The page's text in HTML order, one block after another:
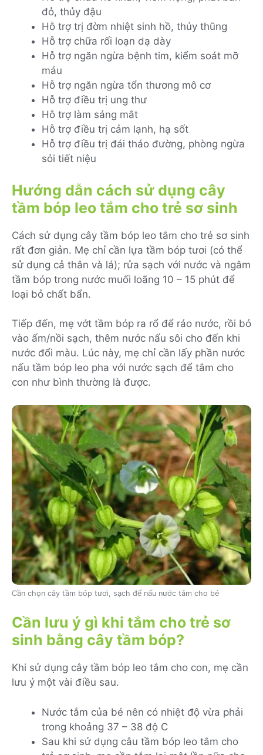
đỏ, thủy đậu
Hỗ trợ trị đờm nhiệt sinh hồ, thủy thũng
Hỗ trợ chữa rối loạn dạ dày
Hỗ trợ ngăn ngừa bệnh tim, kiểm soát mỡ
máu
Hỗ trợ ngăn ngừa tổn thương mô cơ
Hỗ trợ điều trị ung thư
Hỗ trợ làm sáng mắt
Hỗ trợ điều trị cảm lạnh, hạ sốt
Hỗ trợ điều trị đái tháo đường, phòng ngừa
sỏi tiết niệu
Hướng dẫn cách sử dụng cây
tầm bóp leo tắm cho trẻ sơ sinh
Cách sử dụng cây tầm bóp leo tắm cho trẻ sơ sinh
rất đơn giản. Mẹ chỉ cần lựa tầm bóp tươi (có thể
sử dụng cả thân và lá); rửa sạch với nước và ngâm
tầm bóp trong nước muối loãng 10 – 15 phút để
loại bỏ chất bẩn.
Tiếp đến, mẹ vớt tầm bóp ra rổ để ráo nước, rồi bỏ
vào ấm/nồi sạch, thêm nước nấu sôi cho đến khi
nước đổi màu. Lúc này, mẹ chỉ cần lấy phần nước
nấu tầm bóp leo pha với nước sạch để tắm cho
con như bình thường là được.
Cần chọn cây tầm bóp tươi, sạch để nấu nước tắm cho bé
Cần lưu ý gì khi tắm cho trẻ sơ
sinh bằng cây tầm bóp?
Khi sử dụng cây tầm bóp leo tắm cho con, mẹ cần
lưu ý một vài điều sau.
Nước tắm của bé nên có nhiệt độ vừa phải
trong khoảng 37 – 38 độ C
Sau khi sử dụng câu tầm bóp leo tắm cho